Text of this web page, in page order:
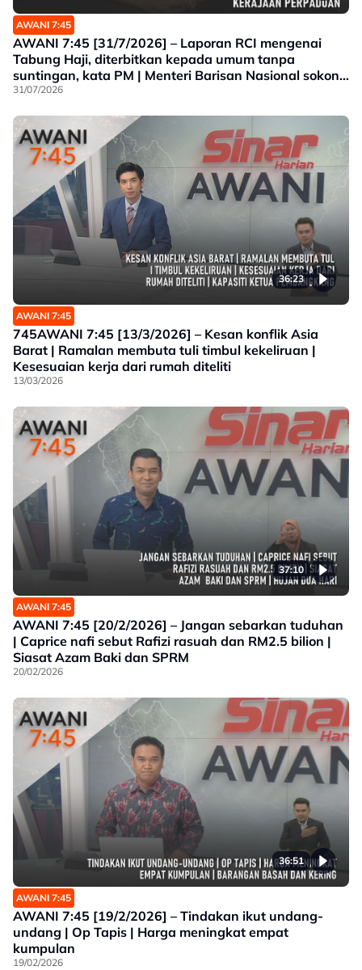
AWANI 7:45
AWANI 7:45 [31/7/2026] – Laporan RCI mengenai
Tabung Haji, diterbitkan kepada umum tanpa
suntingan, kata PM | Menteri Barisan Nasional sokong
dedah laporan, tidak jejas Kerajaan Perpaduan |
dita
31/07/2026
36:23
AWANI 7:45
745AWANI 7:45 [13/3/2026] – Kesan konflik Asia
Barat | Ramalan membuta tuli timbul kekeliruan |
Kesesuaian kerja dari rumah diteliti
13/03/2026
37:10
AWANI 7:45
AWANI 7:45 [20/2/2026] – Jangan sebarkan tuduhan
| Caprice nafi sebut Rafizi rasuah dan RM2.5 bilion |
Siasat Azam Baki dan SPRM
20/02/2026
36:51
AWANI 7:45
AWANI 7:45 [19/2/2026] – Tindakan ikut undang-
undang | Op Tapis | Harga meningkat empat
kumpulan
19/02/2026